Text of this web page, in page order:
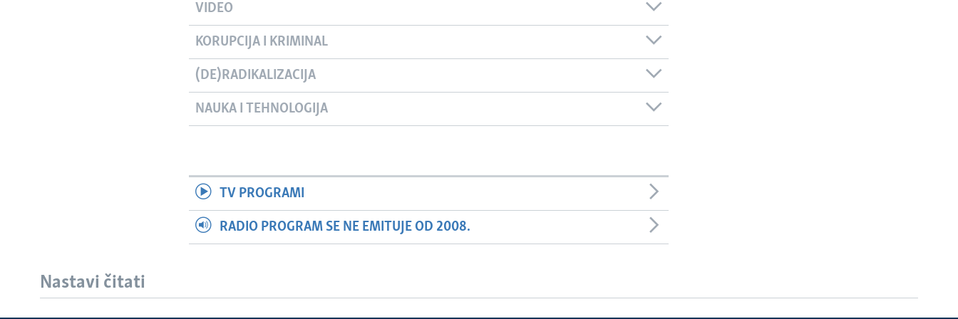
VIDEO
KORUPCIJA I KRIMINAL
(DE)RADIKALIZACIJA
NAUKA I TEHNOLOGIJA
TV PROGRAMI
RADIO PROGRAM SE NE EMITUJE OD 2008.
Nastavi čitati